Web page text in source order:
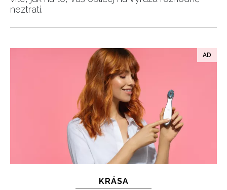
neztratí.
KRÁSA